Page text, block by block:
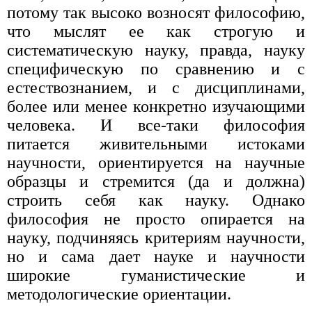
потому так высоко возносят философию,
что мыслят ее как строгую и
систематическую науку, правда, науку
специфическую по сравнению и с
естествознанием, и с дисциплинами,
более или менее конкретно изучающими
человека. И все-таки философия
питается живительными истоками
научности, ориентируется на научные
образцы и стремится (да и должна)
строить себя как науку. Однако
философия не просто опирается на
науку, подчиняясь критериям научности,
но и сама дает науке и научности
широкие гуманистические и
методологические ориентации.